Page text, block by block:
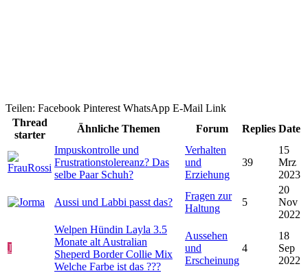
Teilen: Facebook Pinterest WhatsApp E-Mail Link
Thread
starter
Ähnliche Themen Forum Replies Date
Impuskontrolle und
Frustrationstolereanz? Das
selbe Paar Schuh?
Verhalten
und
Erziehung
39
15
Mrz
2023
Aussi und Labbi passt das?
Fragen zur
Haltung
5
20
Nov
2022
J
Welpen Hündin Layla 3.5
Monate alt Australian
Sheperd Border Collie Mix
Welche Farbe ist das ???
Aussehen
und
Erscheinung
4
18
Sep
2022